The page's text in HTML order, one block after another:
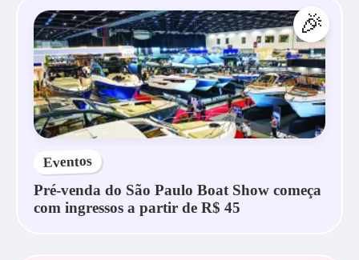
🎉
Eventos
Pré-venda do São Paulo Boat Show começa
com ingressos a partir de R$ 45